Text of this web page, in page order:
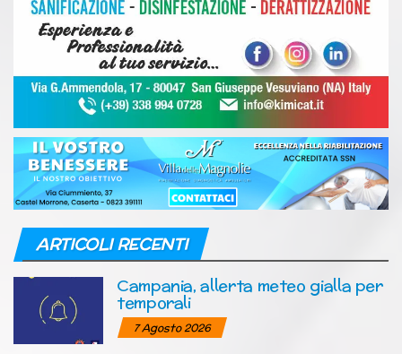
ARTICOLI RECENTI
Campania, allerta meteo gialla per
temporali
7 Agosto 2026